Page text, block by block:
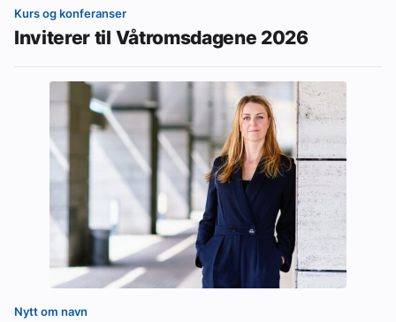
Kurs og konferanser
Inviterer til Våtromsdagene 2026
Nytt om navn